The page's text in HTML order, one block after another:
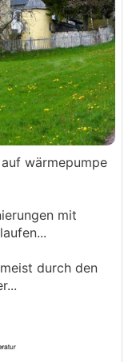
wärmepumpe
mit
durch den